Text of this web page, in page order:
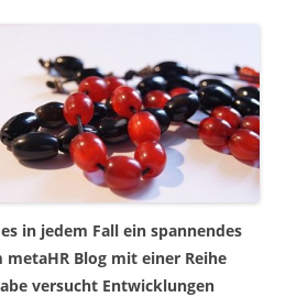
in jedem Fall ein spannendes
metaHR Blog mit einer Reihe
versucht Entwicklungen